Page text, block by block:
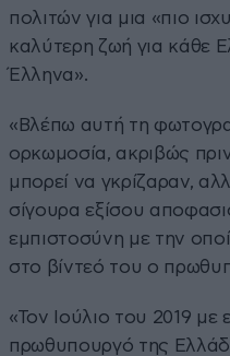
πολιτών για μια «πιο
καλύτερη ζωή για κάθε
Έλληνα».
«Βλέπω αυτή τη
ορκωμοσία, ακριβώς
μπορεί να γκρίζαραν,
σίγουρα εξίσου
εμπιστοσύνη με την
στο βίντεό του ο
«Τον Ιούλιο του 2019 με
πρωθυπουργό της